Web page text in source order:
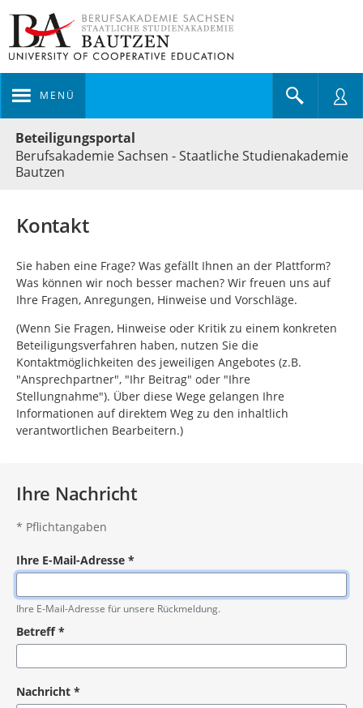
MENÜ
Beteiligungsportal
Berufsakademie Sachsen - Staatliche Studienakademie
Bautzen
Kontakt
Sie haben eine Frage? Was gefällt Ihnen an der Plattform?
Was können wir noch besser machen? Wir freuen uns auf
Ihre Fragen, Anregungen, Hinweise und Vorschläge.
(Wenn Sie Fragen, Hinweise oder Kritik zu einem konkreten
Beteiligungsverfahren haben, nutzen Sie die
Kontaktmöglichkeiten des jeweiligen Angebotes (z.B.
"Ansprechpartner", "Ihr Beitrag" oder "Ihre
Stellungnahme"). Über diese Wege gelangen Ihre
Informationen auf direktem Weg zu den inhaltlich
verantwortlichen Bearbeitern.)
Ihre Nachricht
* Pflichtangaben
Ihre E-Mail-Adresse *
Pflichtangabe
Ihre E-Mail-Adresse für unsere Rückmeldung.
Betreff*
Nachricht *